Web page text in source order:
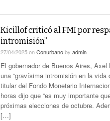
Kicillof criticó al FMI por
intromisión”
27/04/2025onConurbanoby admin
El gobernador de Buenos Aires,
una “gravísima intromisión en la
titular del Fondo Monetario
horas dijo que “es muy importante
próximas elecciones de octubre.
[…]